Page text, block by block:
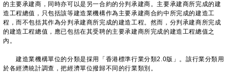
的主要承建商，同時亦可以是另一合約的分判承建商。主要承建商所完成的建
造工程總值，只包括該等建造業機構作為主要承建商合約中所完成的建造工
程，而不包括其作為分判承建商所完成的建造工程。然而，分判承建商所完成
的建造工程總值，應已包括在其受聘的主要承建商所完成的建造工程總值之
內。
建造業機構單位的分類是採用「香港標準行業分類2.0版」。該行業分類用
於各經濟統計調查，把經濟單位撥歸不同的行業類別。